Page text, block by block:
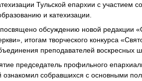
Тульской епархии с участием
и катехизации.
обсуждению новой редакции
итогам творческого конкурса
преподавателей воскресных
председатель профильного
ознакомил собравшихся с основными